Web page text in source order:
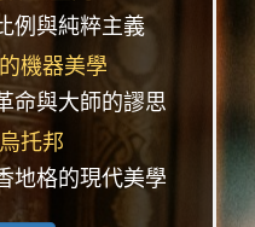
例與純粹主義
機器美學
命與大師的謬思
托邦
地格的現代美學